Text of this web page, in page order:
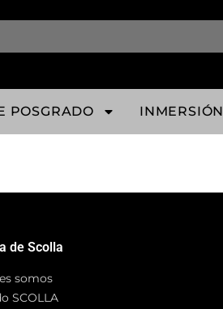
POSGRADO INMERSIÓN
de Scolla
somos
SCOLLA